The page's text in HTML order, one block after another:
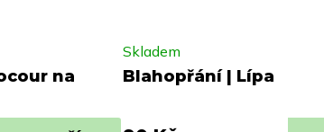
na
Blahopřání | Lípa
Skladem